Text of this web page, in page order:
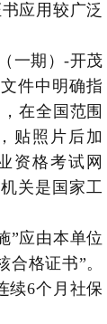
应用较广泛
一期）-开茂
件中明确指
在全国范围
贴照片后加
资格考试网
关是国家工
”应由本单位
格证书”。
续6个月社保